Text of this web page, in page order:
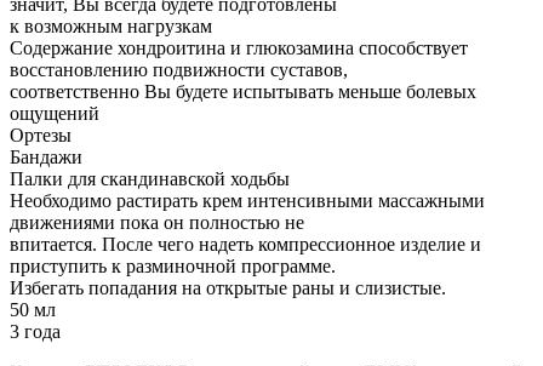
к возможным нагрузкам
Содержание хондроитина и глюкозамина способствует
восстановлению подвижности суставов,
соответственно Вы будете испытывать меньше болевых
ощущений
Ортезы
Бандажи
Палки для скандинавской ходьбы
Необходимо растирать крем интенсивными массажными
движениями пока он полностью не
впитается. После чего надеть компрессионное изделие и
приступить к разминочной программе.
Избегать попадания на открытые раны и слизистые.
50 мл
3 года